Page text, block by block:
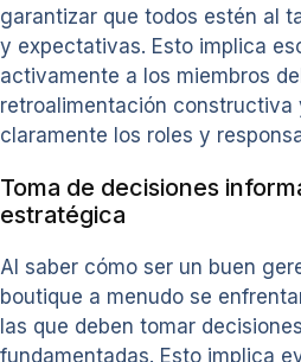
garantizar que todos estén al
y expectativas. Esto implica
activamente a los miembros
retroalimentación constructiva
claramente los roles y
Toma de decisiones
estratégica
Al saber cómo ser un buen
boutique a menudo se
las que deben tomar
fundamentadas. Esto implica